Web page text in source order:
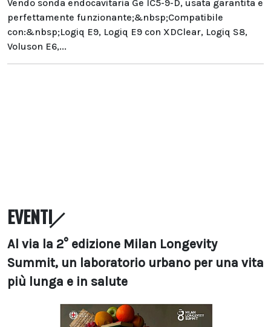
Vendo sonda endocavitaria Ge IC5-9-D, usata garantita e
perfettamente funzionante;&nbsp;Compatibile
con:&nbsp;Logiq E9, Logiq E9 con XDClear, Logiq S8,
Voluson E6,...
EVENTI
Al via la 2° edizione Milan Longevity
Summit, un laboratorio urbano per una vita
più lunga e in salute